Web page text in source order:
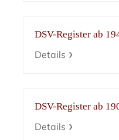
DSV-Register ab
Details
DSV-Register ab
Details